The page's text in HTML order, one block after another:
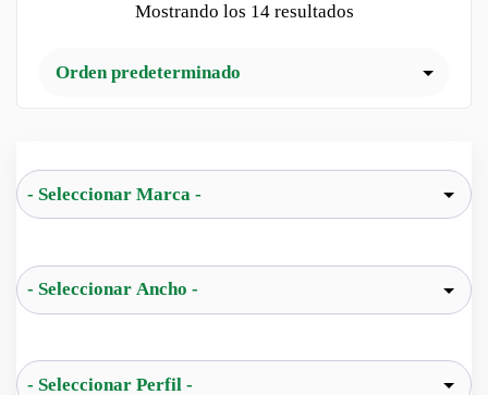
Mostrando los 14 resultados